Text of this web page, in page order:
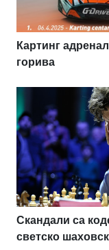
Картинг
горива
Скандали са
светско